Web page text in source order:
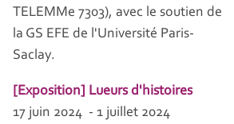
TELEMMe 7303), avec le soutien de
la GS EFE de l'Université Paris-
Saclay.
[Exposition] Lueurs d'histoires
17 juin 2024 - 1 juillet 2024